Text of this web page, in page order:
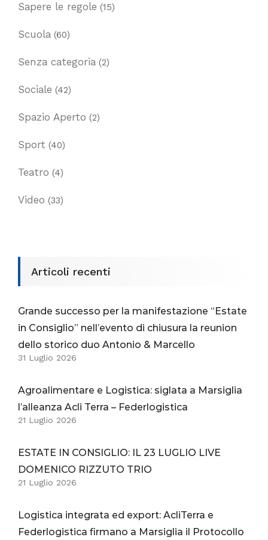
Sapere le regole (15)
Scuola (60)
Senza categoria (2)
Sociale (42)
Spazio Aperto (2)
Sport (40)
Teatro (4)
Video (33)
Articoli recenti
Grande successo per la manifestazione “Estate
in Consiglio” nell’evento di chiusura la reunion
dello storico duo Antonio & Marcello
31 Luglio 2026
Agroalimentare e Logistica: siglata a Marsiglia
l’alleanza Acli Terra – Federlogistica
21 Luglio 2026
ESTATE IN CONSIGLIO: IL 23 LUGLIO LIVE
DOMENICO RIZZUTO TRIO
21 Luglio 2026
Logistica integrata ed export: AcliTerra e
Federlogistica firmano a Marsiglia il Protocollo